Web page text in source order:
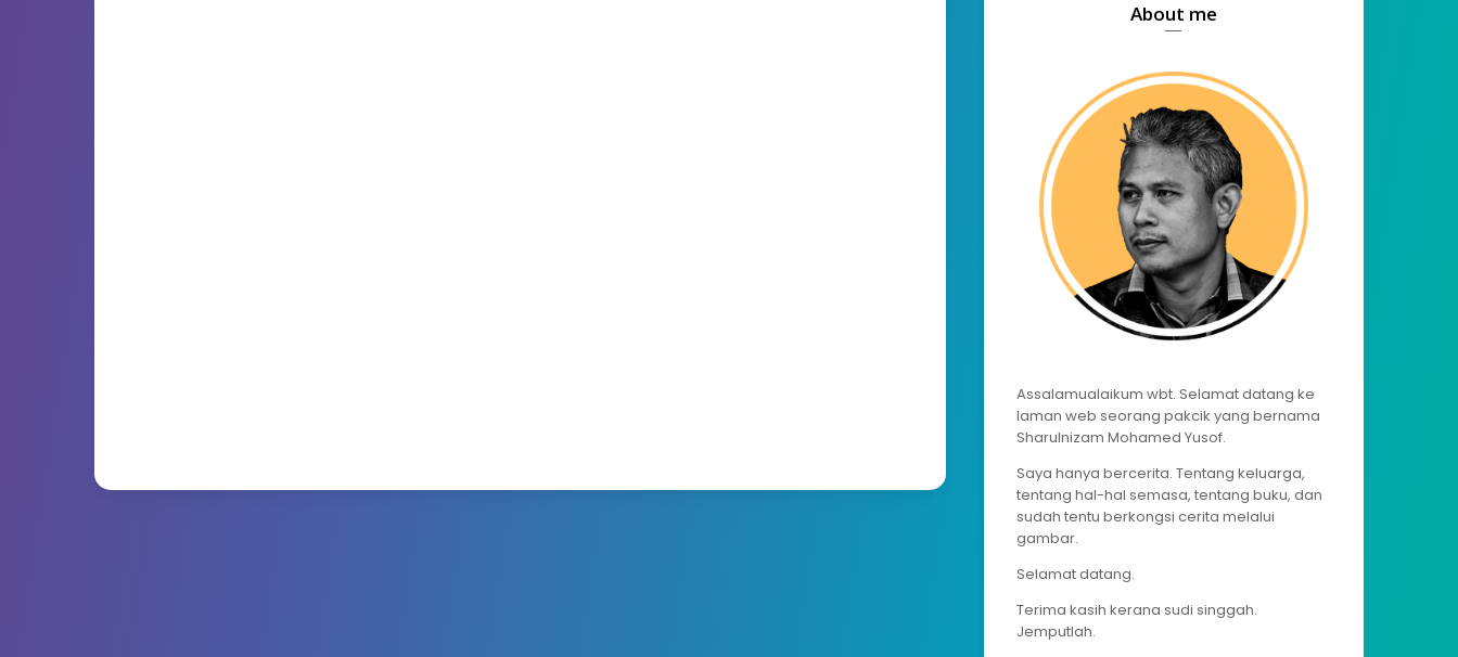
About me
Assalamualaikum wbt. Selamat datang ke
laman web seorang pakcik yang bernama
Sharulnizam Mohamed Yusof.
Saya hanya bercerita. Tentang keluarga,
tentang hal-hal semasa, tentang buku, dan
sudah tentu berkongsi cerita melalui
gambar.
Selamat datang.
Terima kasih kerana sudi singgah.
Jemputlah.